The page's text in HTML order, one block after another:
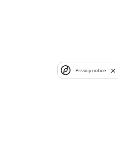
Privacy notice